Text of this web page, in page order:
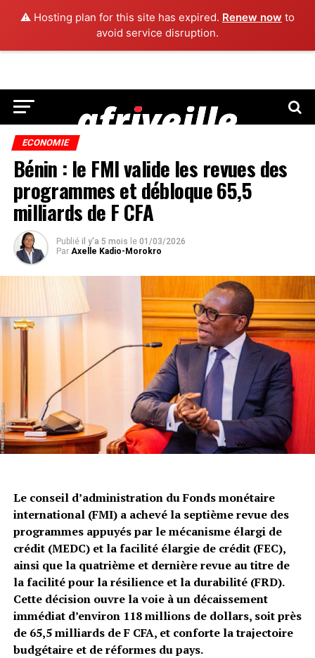
⚠️ Hosting plan for this site has expired. Renew now to
avoid service disruption.
ECONOMIE
Bénin : le FMI valide les revues des
programmes et débloque 65,5
milliards de F CFA
Publié il y'a 5 mois le 01/03/2026
Par Axelle Kadio-Morokro
Le conseil d’administration du Fonds monétaire
international (FMI) a achevé la septième revue des
programmes appuyés par le mécanisme élargi de
crédit (MEDC) et la facilité élargie de crédit (FEC),
ainsi que la quatrième et dernière revue au titre de
la facilité pour la résilience et la durabilité (FRD).
Cette décision ouvre la voie à un décaissement
immédiat d’environ 118 millions de dollars, soit près
de 65,5 milliards de F CFA, et conforte la trajectoire
budgétaire et de réformes du pays.